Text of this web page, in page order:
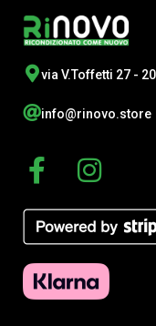
via V.Toffetti 27 -
info@rinovo.store
F
a
c
e
b
o
I
n
s
t
a
g